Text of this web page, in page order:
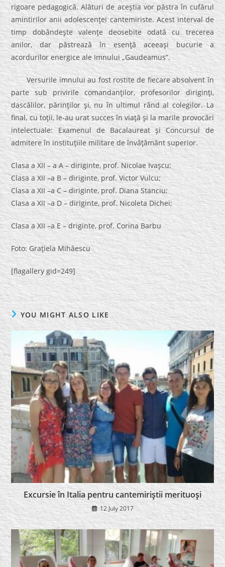
rigoare pedagogică. Alături de aceştia vor păstra în cufărul
amintirilor anii adolescenţei cantemiriste. Acest interval de
timp dobândeşte valenţe deosebite odată cu trecerea
anilor, dar păstrează în esenţă aceeaşi bucurie a
acordurilor energice ale Imnului „Gaudeamus”.
Versurile imnului au fost rostite de fiecare absolvent în
parte sub privirile comandanţilor, profesorilor diriginţi,
dascălilor, părinţilor şi, nu în ultimul rând al colegilor. La
final, cu toţii, le-au urat succes în viaţă şi la marile provocări
intelectuale: Examenul de Bacalaureat şi Concursul de
admitere în instituţiile militare de învăţământ superior.
Clasa a XII – a A – diriginte, prof. Nicolae Ivaşcu;
Clasa a XII –a B – diriginte, prof. Victor Vulcu;
Clasa a XII –a C – diriginte, prof. Diana Stanciu;
Clasa a XII –a D – diriginte, prof. Nicoleta Dichei;
Clasa a XII –a E – driginte, prof. Corina Barbu
Foto: Graţiela Mihăescu
[flagallery gid=249]
YOU MIGHT ALSO LIKE
Excursie în Italia pentru cantemiriştii merituoşi
12 July 2017